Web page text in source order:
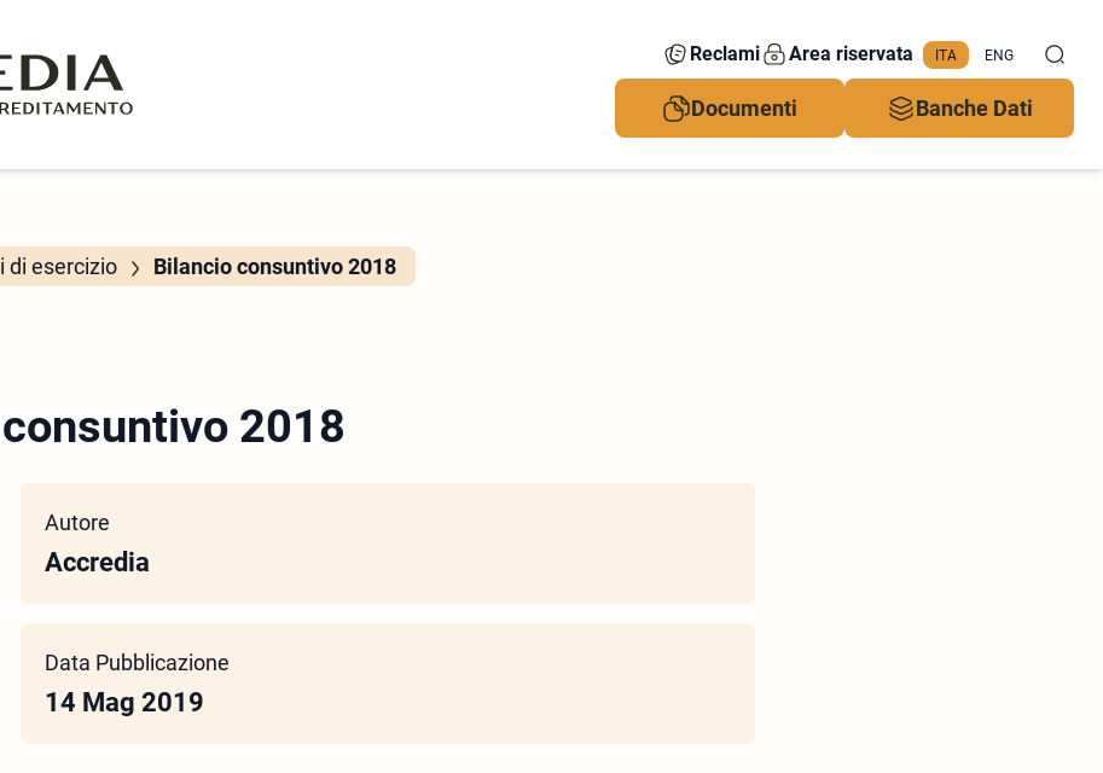
Reclami Area riservata ITA ENG
Documenti Banche Dati
di esercizio Bilancio consuntivo 2018
2018
Autore
Accredia
Data Pubblicazione
14 Mag 2019